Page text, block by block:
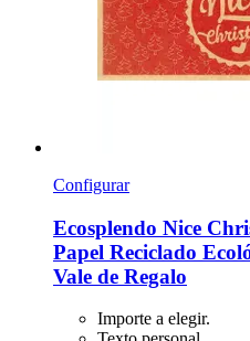
Configurar
Ecosplendo Nice
Papel Reciclado
Vale de Regalo
Importe a elegir.